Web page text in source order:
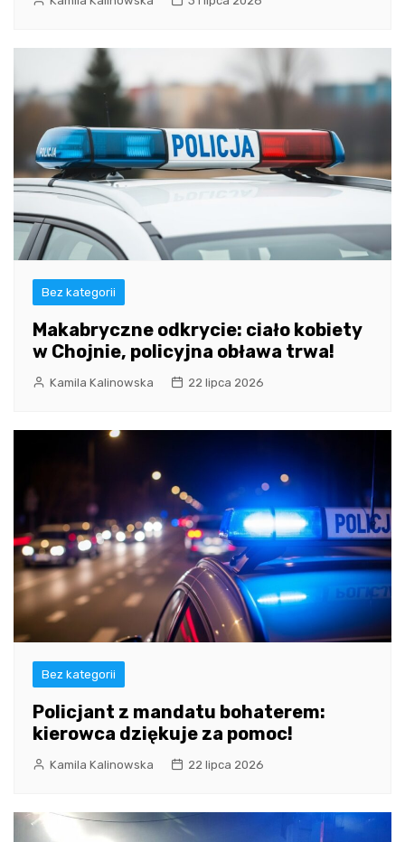
Bez kategorii
Makabryczne odkrycie: ciało kobiety
w Chojnie, policyjna obława trwa!
Kamila Kalinowska 22 lipca 2026
Bez kategorii
Policjant z mandatu bohaterem:
kierowca dziękuje za pomoc!
Kamila Kalinowska 22 lipca 2026